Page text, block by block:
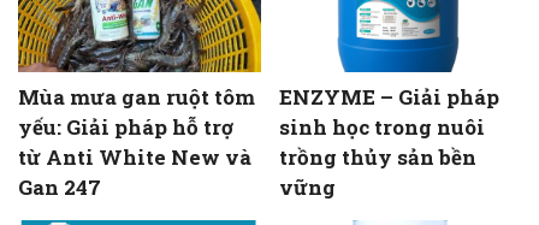
Mùa mưa gan ruột tôm
yếu: Giải pháp hỗ trợ
từ Anti White New và
Gan 247
ENZYME – Giải pháp
sinh học trong nuôi
trồng thủy sản bền
vững